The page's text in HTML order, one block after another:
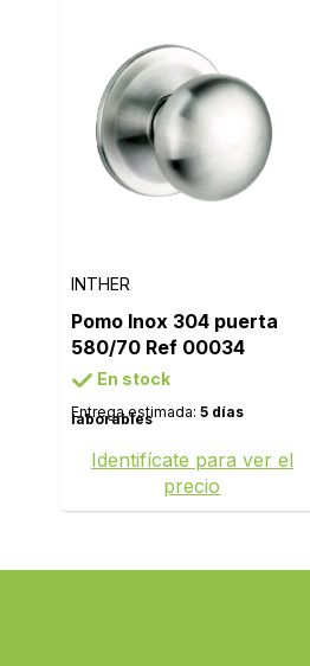
INTHER
Pomo Inox 304 puerta
580/70 Ref 00034
En stock
Entrega estimada: 5 días
laborables
Identifícate para ver el
precio